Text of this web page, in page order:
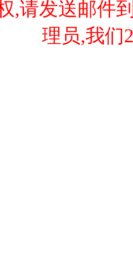
,请发送邮件
理员,我们